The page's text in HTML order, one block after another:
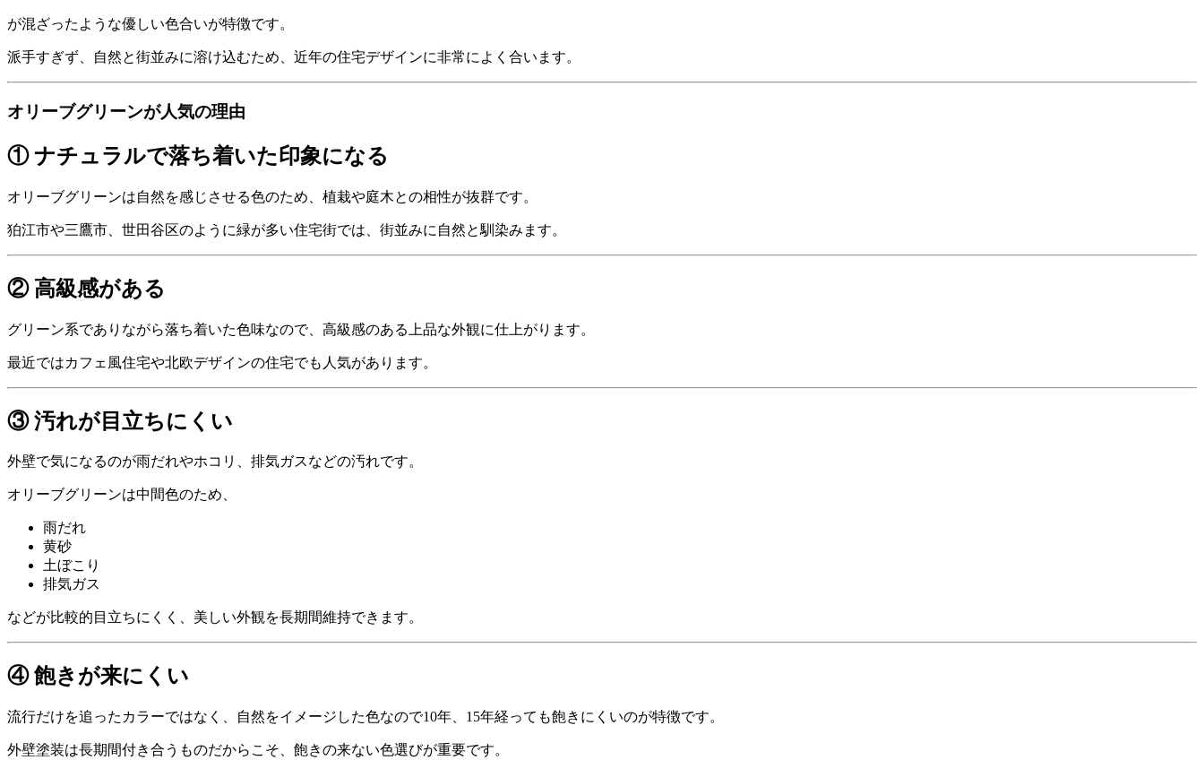
が混ざったような優しい色合いが特徴です。
派手すぎず、自然と街並みに溶け込むため、近年の住宅デザインに非常によく合います。
オリーブグリーンが人気の理由
① ナチュラルで落ち着いた印象になる
オリーブグリーンは自然を感じさせる色のため、植栽や庭木との相性が抜群です。
狛江市や三鷹市、世田谷区のように緑が多い住宅街では、街並みに自然と馴染みます。
② 高級感がある
グリーン系でありながら落ち着いた色味なので、高級感のある上品な外観に仕上がります。
最近ではカフェ風住宅や北欧デザインの住宅でも人気があります。
③ 汚れが目立ちにくい
外壁で気になるのが雨だれやホコリ、排気ガスなどの汚れです。
オリーブグリーンは中間色のため、
雨だれ
黄砂
土ぼこり
排気ガス
などが比較的目立ちにくく、美しい外観を長期間維持できます。
④ 飽きが来にくい
流行だけを追ったカラーではなく、自然をイメージした色なので10年、15年経っても飽きにくいのが特徴です。
外壁塗装は長期間付き合うものだからこそ、飽きの来ない色選びが重要です。